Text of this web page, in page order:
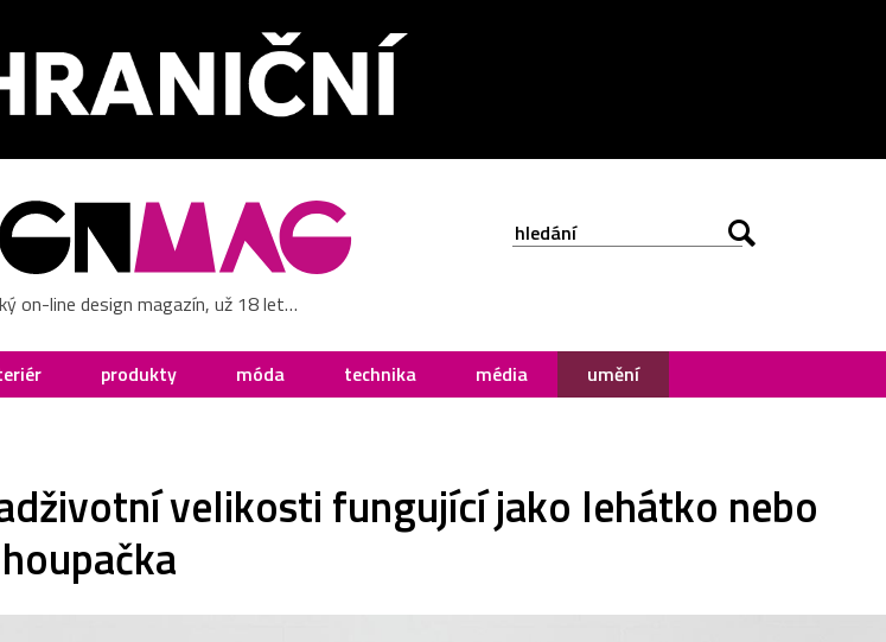
on-line design magazín, už 18 let…
produkty móda technika média umění
velikosti fungující jako lehátko nebo
houpačka